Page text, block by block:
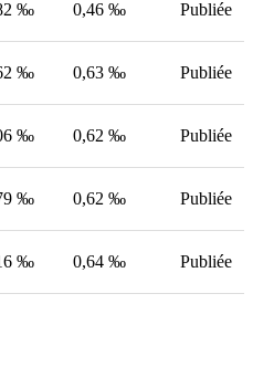
‰ 0,46 ‰ Publiée
‰ 0,63 ‰ Publiée
‰ 0,62 ‰ Publiée
‰ 0,62 ‰ Publiée
‰ 0,64 ‰ Publiée